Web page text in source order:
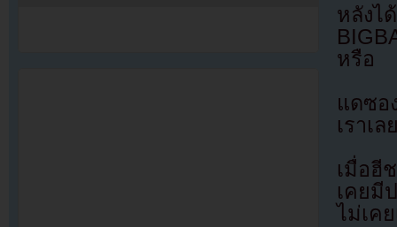
หลัง
หรือ
แดซอ
เราเ
เมื่อฮี
เคยมี
ไม่เค